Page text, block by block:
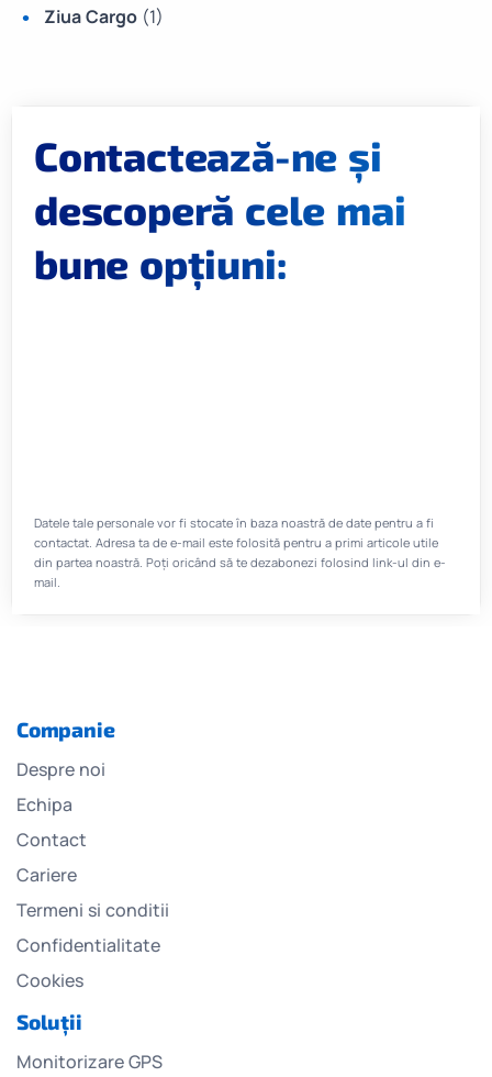
Ziua Cargo (1)
Contactează-ne și
descoperă cele mai
bune opțiuni:
Datele tale personale vor fi stocate în baza noastră de date pentru a fi
contactat. Adresa ta de e-mail este folosită pentru a primi articole utile
din partea noastră. Poți oricând să te dezabonezi folosind link-ul din e-
mail.
Companie
Despre noi
Echipa
Contact
Cariere
Termeni si conditii
Confidentialitate
Cookies
Soluții
Monitorizare GPS